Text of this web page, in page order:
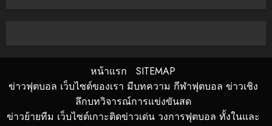
หน้าแรก
SITEMAP
ข่าวฟุตบอล เว็บไซต์ของเรา มีบทความ กีฬาฟุตบอล ข่าวเชิง
ลึกบทวิจารณ์การแข่งขันสด
ข่าวย้ายทีม เว็บไซต์เกาะติดข่าวเด่น วงการฟุตบอล ทั้งในและ